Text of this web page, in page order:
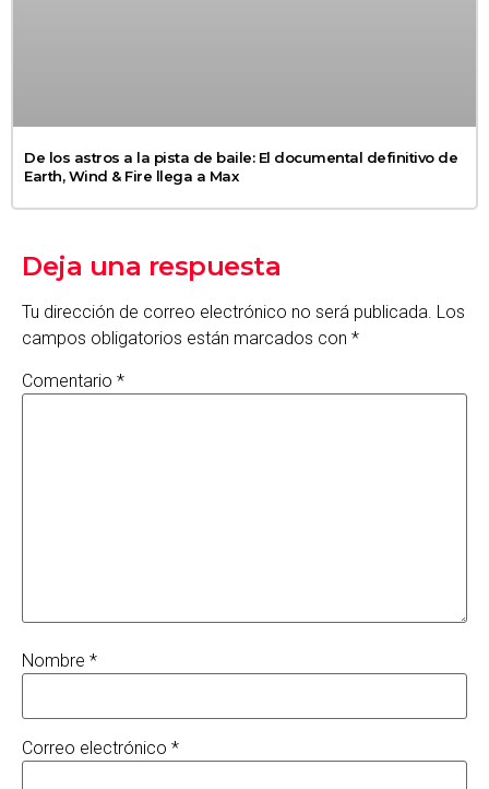
De los astros a la pista de baile: El documental definitivo de
Earth, Wind & Fire llega a Max
Deja una respuesta
Tu dirección de correo electrónico no será publicada. Los
campos obligatorios están marcados con *
Comentario *
Nombre *
Correo electrónico *